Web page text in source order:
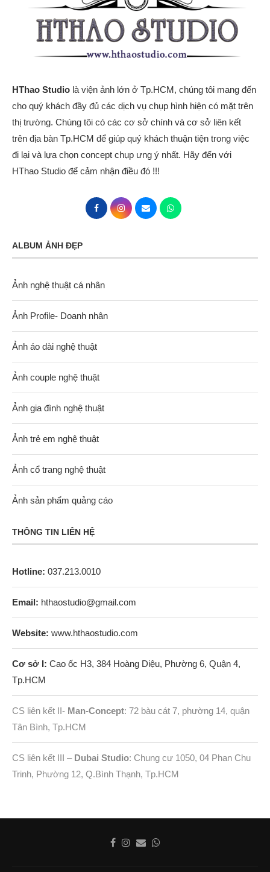
HThao Studio là viện ảnh lớn ở Tp.HCM, chúng tôi mang đến
cho quý khách đầy đủ các dịch vụ chụp hình hiện có mặt trên
thị trường. Chúng tôi có các cơ sở chính và cơ sở liên kết
trên địa bàn Tp.HCM để giúp quý khách thuận tiện trong việc
đi lại và lựa chọn concept chụp ưng ý nhất. Hãy đến với
HThao Studio để cảm nhận điều đó !!!
ALBUM ẢNH ĐẸP
Ảnh nghệ thuật cá nhân
Ảnh Profile- Doanh nhân
Ảnh áo dài nghệ thuật
Ảnh couple nghệ thuật
Ảnh gia đình nghệ thuật
Ảnh trẻ em nghệ thuật
Ảnh cổ trang nghệ thuật
Ảnh sản phẩm quảng cáo
THÔNG TIN LIÊN HỆ
Hotline: 037.213.0010
Email: hthaostudio@gmail.com
Website: www.hthaostudio.com
Cơ sở I: Cao ốc H3, 384 Hoàng Diệu, Phường 6, Quận 4,
Tp.HCM
CS liên kết II- Man-Concept: 72 bàu cát 7, phường 14, quận
Tân Bình, Tp.HCM
CS liên kết III – Dubai Studio: Chung cư 1050, 04 Phan Chu
Trinh, Phường 12, Q.Bình Thạnh, Tp.HCM